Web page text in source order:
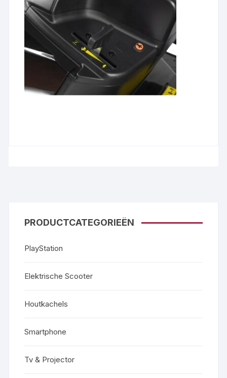
PRODUCTCATEGORIEËN
PlayStation
Elektrische Scooter
Houtkachels
Smartphone
Tv & Projector